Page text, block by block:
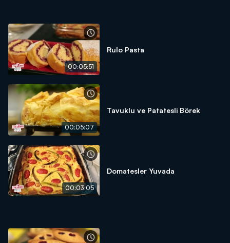
00:05:51
Rulo Pasta
00:05:07
Tavuklu ve Patatesli Börek
00:03:05
Domatesler Yuvada